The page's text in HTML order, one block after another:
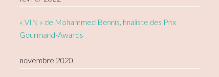
« VIN » de Mohammed Bennis, finaliste des Prix
Gourmand-Awards
novembre 2020